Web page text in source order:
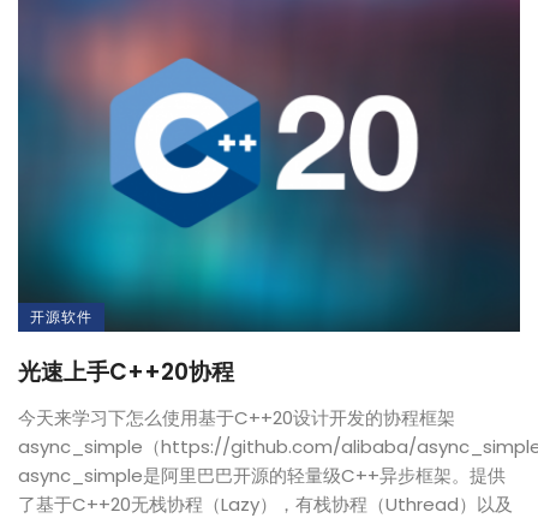
开源软件
光速上手C++20协程
今天来学习下怎么使用基于C++20设计开发的协程框架
async_simple（https://github.com/alibaba/
async_simple是阿里巴巴开源的轻量级C++异步框架。提供
了基于C++20无栈协程（Lazy），有栈协程（Uthread）以及